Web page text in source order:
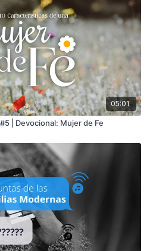
05:01
| Devocional: Mujer de Fe